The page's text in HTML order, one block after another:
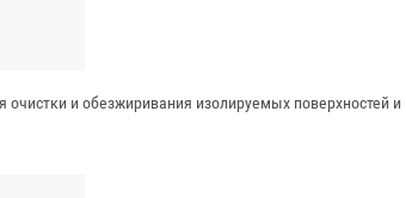
очистки и обезжиривания изолируемых поверхностей